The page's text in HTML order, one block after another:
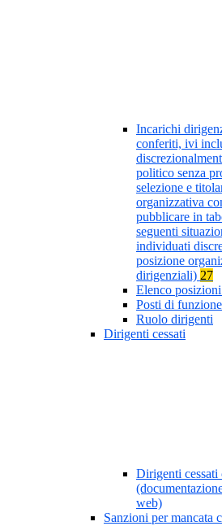
Incarichi
conferiti, ivi
politico senza
selezione e
organizzativa
pubblicare in
seguenti
individuati
posizione
dirigenziali) 27
Elenco
Posti di
Ruolo dirigenti
Dirigenti cessati
Dirigenti
web)
Sanzioni per mancata